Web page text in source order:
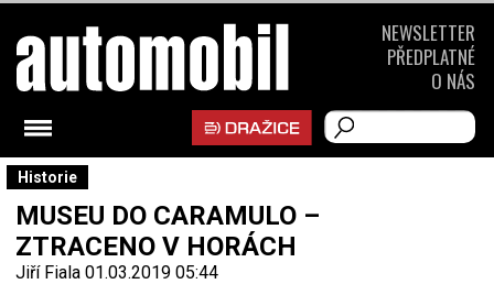
Historie
MUSEU DO CARAMULO –
ZTRACENO V HORÁCH
Jiří Fiala 01.03.2019 05:44
NEWSLETTER
PŘEDPLATNÉ
O NÁS